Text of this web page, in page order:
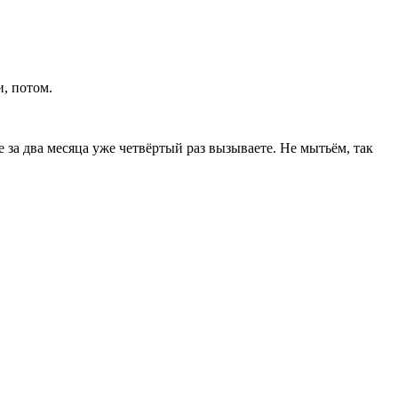
потом.
месяца уже четвёртый раз вызываете. Не мытьём, так